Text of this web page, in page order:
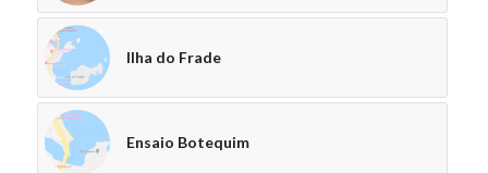
Ilha do Frade
Ensaio Botequim